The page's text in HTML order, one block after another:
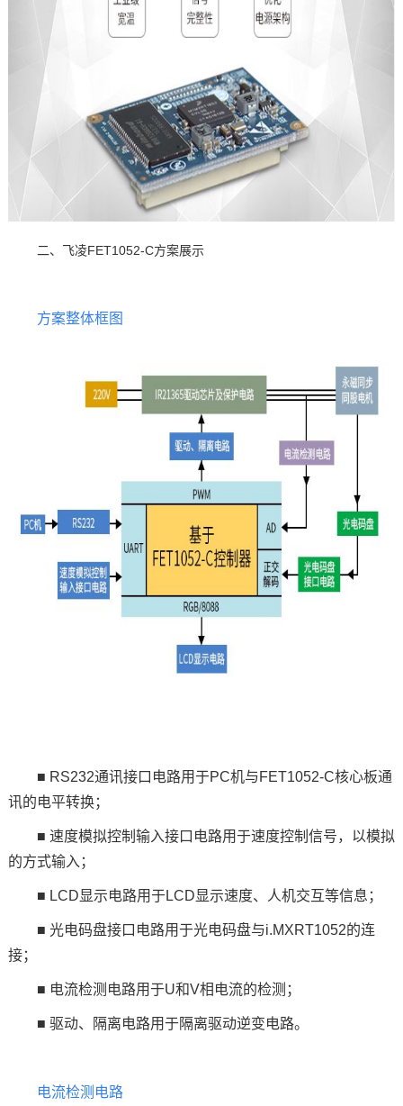
二、飞凌FET1052-C方案展示
方案整体框图
■ RS232通讯接口 电路用于PC机与FET1052-C核心板通
讯的电平转换；
■ 速度模拟控制输入接口电路用于速度控制信号，以模拟
的方式输入；
■ LCD显示电路用于LCD显示速度、 人机交互等信息；
■ 光电码盘接口电路用于光电码盘与i.MXRT1052的连
接；
■ 电流检测电路用于U和V相电流的检测；
■ 驱动、隔离电路用于隔离驱动逆变电路。
电流检测电路